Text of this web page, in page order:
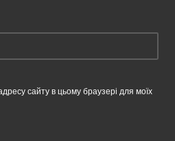
сайту в цьому браузері для моїх